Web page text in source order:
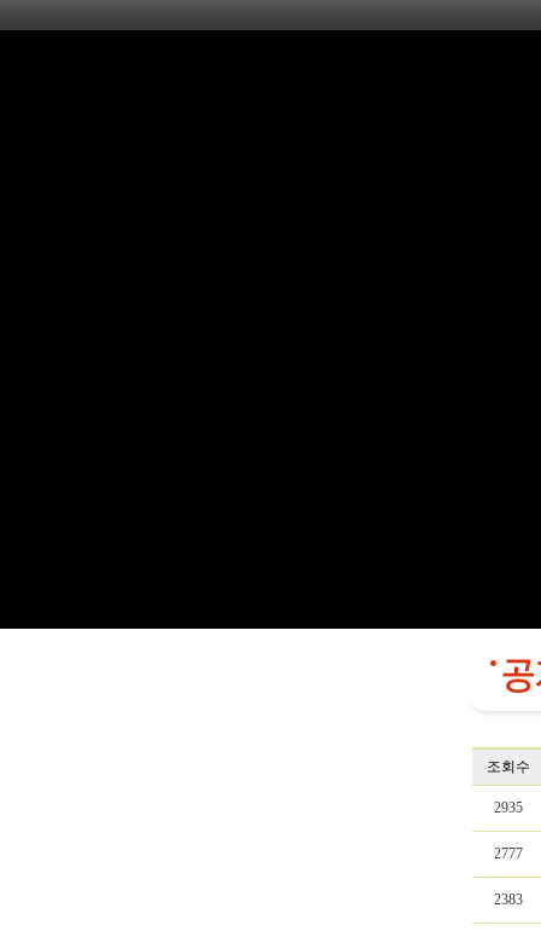
조회수
2935
2777
2383